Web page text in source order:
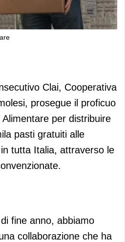
Alimentare
Clai, Cooperativa
prosegue il proficuo
per distribuire
pasti gratuiti alle
tutta Italia, attraverso le
fine anno, abbiamo
collaborazione che ha